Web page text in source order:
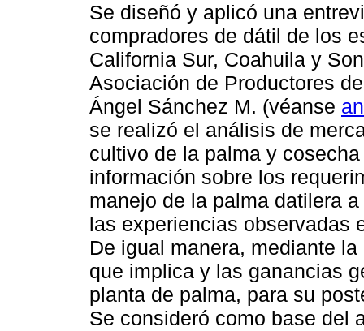
Se diseñó y aplicó una
compradores de dátil de los
California Sur, Coahuila y
Asociación de Productores
Ángel Sánchez M. (véanse
se realizó el análisis de
cultivo de la palma y
información sobre los
manejo de la palma datilera
las experiencias observadas
De igual manera, mediante
que implica y las ganancias
planta de palma, para su
Se consideró como base del